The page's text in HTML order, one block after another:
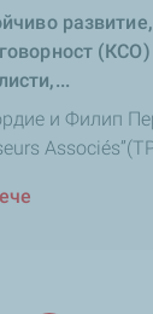
(КСО)
и Филип